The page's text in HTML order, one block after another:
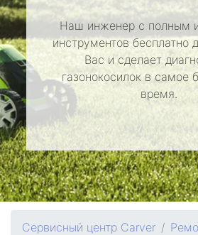
Наш инженер с полным
инструментов бесплатно
Вас и сделает
газонокосилок в самое
время.
Сервисный центр Carver